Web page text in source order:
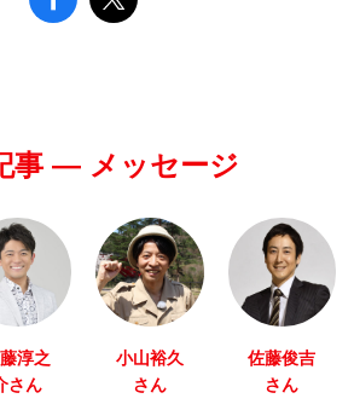
事 — メッセージ
淳之
さん
小山裕久
さん
佐藤俊吉
さん